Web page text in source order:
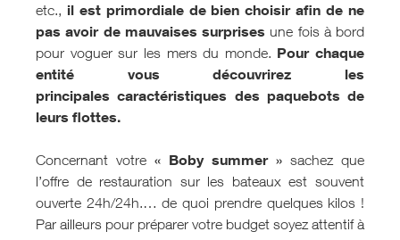
etc., il est primordiale de bien choisir afin de ne
pas avoir de mauvaises surprises une fois à bord
pour voguer sur les mers du monde. Pour chaque
entité vous découvrirez les
principales caractéristiques des paquebots de
leurs flottes.
Concernant votre « Boby summer » sachez que
l’offre de restauration sur les bateaux est souvent
ouverte 24h/24h.… de quoi prendre quelques kilos !
Par ailleurs pour préparer votre budget soyez attentif à